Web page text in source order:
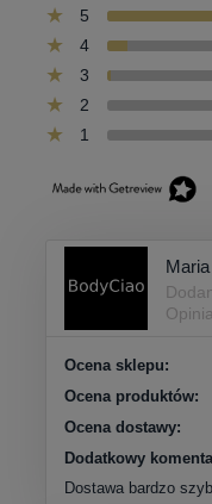
5
4
3
2
1
Maria
Ocena sklepu:
Ocena produktów:
Ocena dostawy:
Dodatkowy
Dostawa bardzo